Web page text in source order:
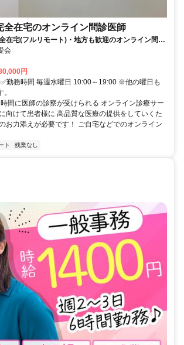
全在宅のオンライン問診医師
在宅(フルリモート)・地方も歓迎のオンライン問診
会
円
勤務時間 毎週水曜日 10:00～19:00 ※他の曜日も
間に医師の診察が受けられる オンライン診療サー
向けて患者様に 高品質な医療の提供をしていくた
お力添えが必要です！ ご自宅などでのオンライン
ト 残業なし